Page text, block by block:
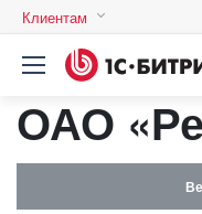
Клиентам
ОАО